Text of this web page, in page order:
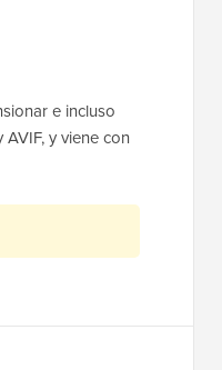
e incluso
y viene con